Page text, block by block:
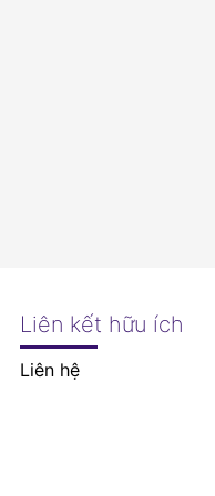
Liên kết hữu ích
Liên hệ